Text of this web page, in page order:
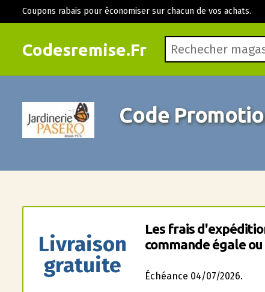
Codesremise.Fr
Coupons rabais pour économiser sur chacun de vos achats.
Code
Livraison
gratuite
Les frais
commande égale
Échéance 04/07/2026.